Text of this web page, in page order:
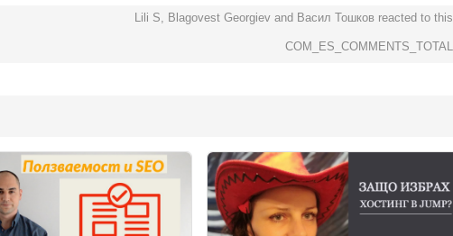
Lili S, Blagovest Georgiev and Васил Тошков reacted to this
COM_ES_COMMENTS_TOTAL